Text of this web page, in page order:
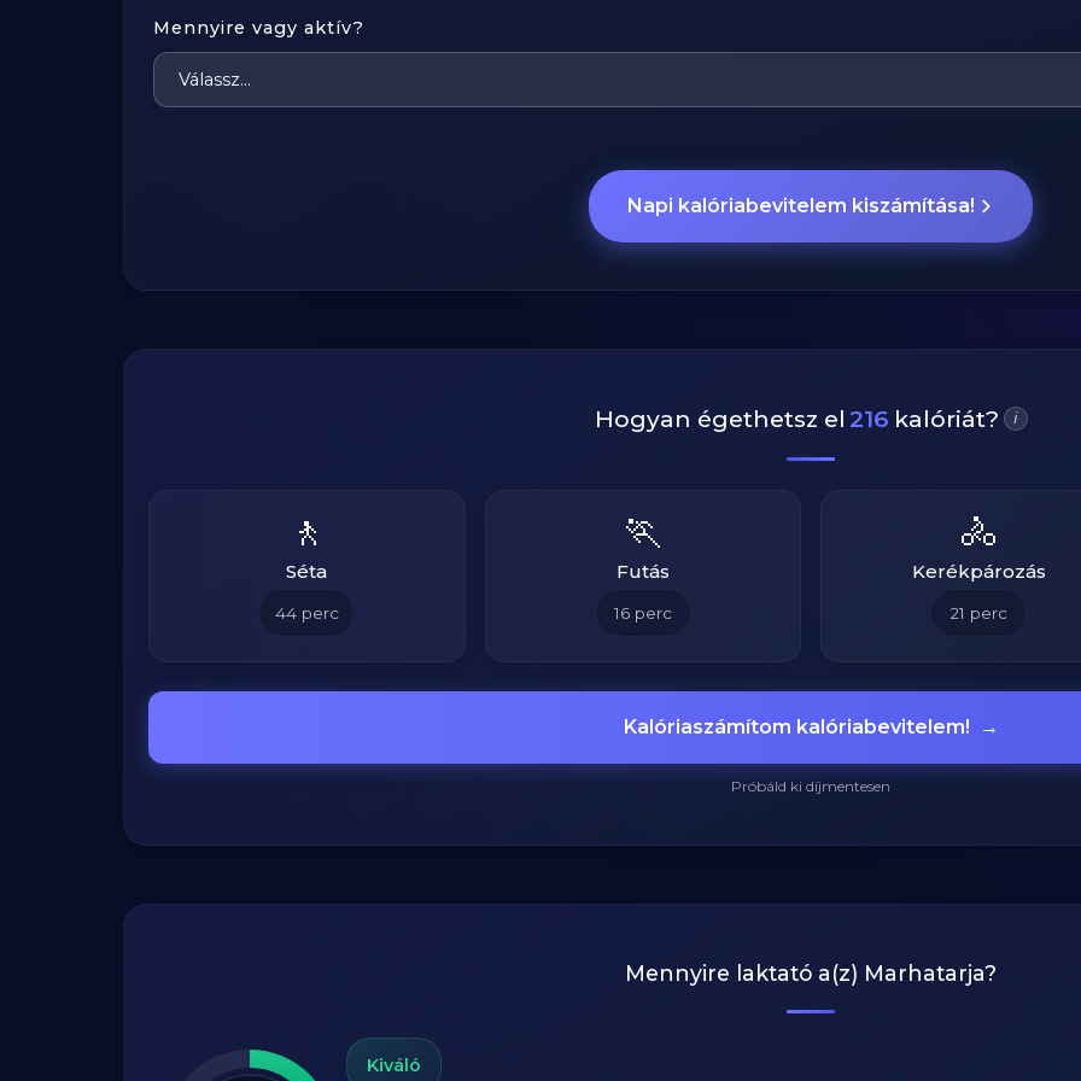
Mennyire vagy aktív?
Napi kalóriabevitelem kiszámítása!
Hogyan égethetsz el 216 kalóriát? i
🚶
Séta
44perc
🏃
Futás
16perc
🚴
Kerékpározás
21 perc
Kalóriaszámítom kalóriabevitelem! →
Próbáld ki díjmentesen
Mennyire laktató a(z) Marhatarja?
Kiváló